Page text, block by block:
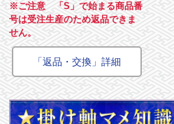
※ご注意 「S」で始まる商品番
号は受注生産のため返品できま
せん。
「返品・交換」詳細